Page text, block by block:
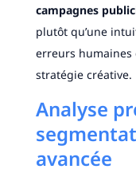
campagnes
plutôt qu’une
erreurs
stratégie créative.
Analyse
avancée